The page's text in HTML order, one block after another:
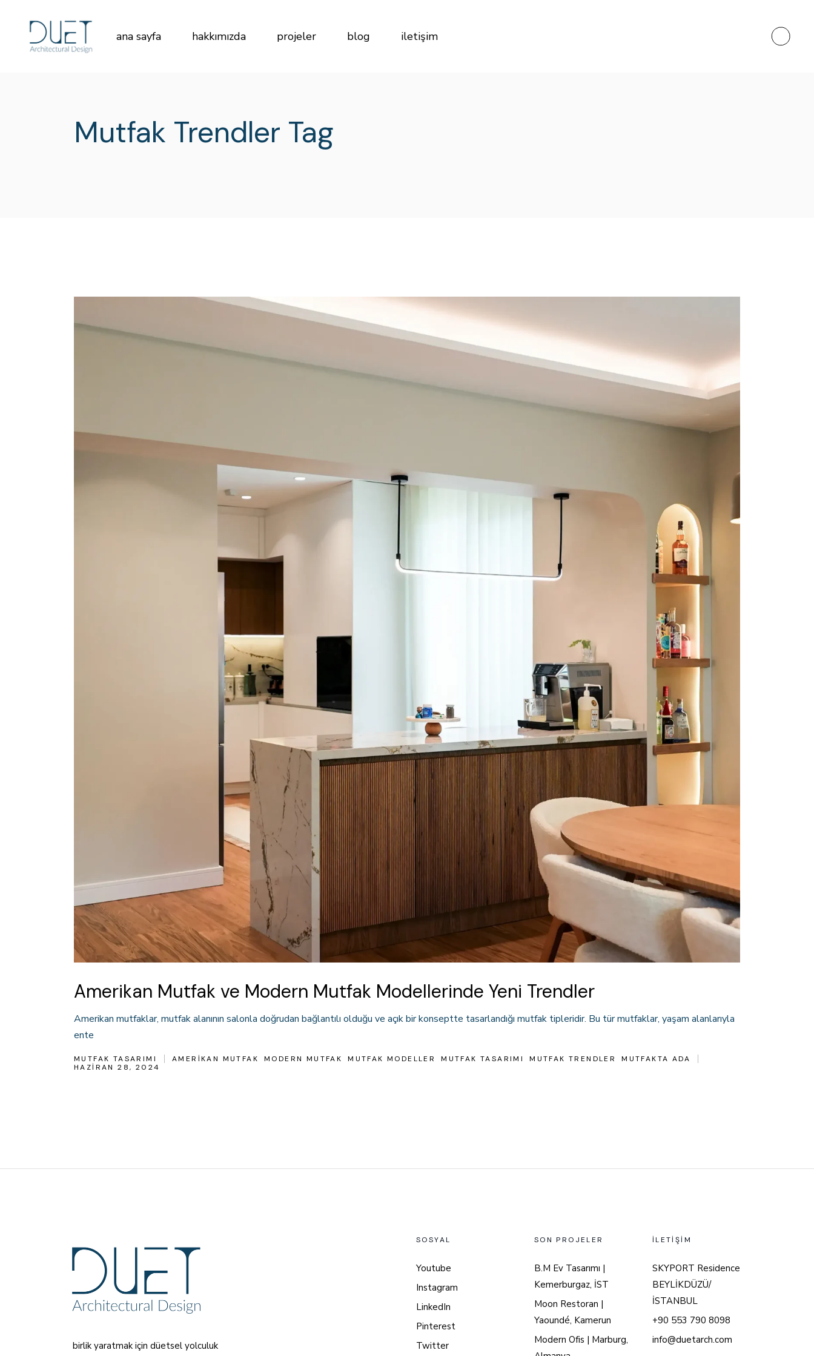
content ana sayfa hakkımızda projeler blog iletişim
Mutfak Trendler Tag
Amerikan Mutfak ve Modern Mutfak Modellerinde Yeni Trendler
Amerikan mutfaklar, mutfak alanının salonla doğrudan bağlantılı olduğu ve açık bir konseptte tasarlandığı mutfak tipleridir. Bu tür mutfaklar, yaşam alanlarıyla
ente
MUTFAK TASARIMI AMERIKAN MUTFAK MODERN MUTFAK MUTFAK MODELLER MUTFAK TASARIMI MUTFAK TRENDLER
MUTFAKTA ADA
HAZIRAN 28, 2024
birlik yaratmak için düetsel yolculuk
SOSYAL
Youtube
Instagram
LinkedIn
Pinterest
Twitter
SON PROJELER
B.M Ev Tasarımı |
Kemerburgaz, İST
Moon Restoran |
Yaoundé, Kamerun
Modern Ofis | Marburg,
İLETİŞİM
SKYPORT Residence
BEYLİKDÜZÜ/
İSTANBUL
+90 553 790 8098
info@duetarch.com